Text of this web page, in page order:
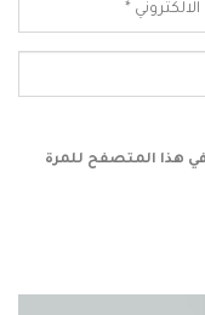
هذا المتصفح للمرة